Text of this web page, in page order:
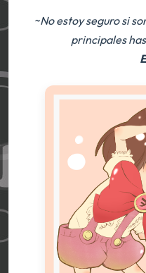
~No estoy seguro si
principales